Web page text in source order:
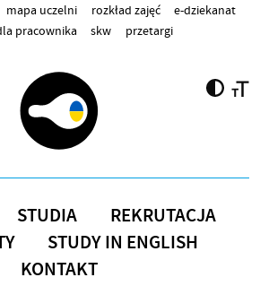
mapa uczelni rozkład zajęć
e-dziekanat
pracownika skw
przetargi
STUDIA
REKRUTACJA
STUDY IN ENGLISH
KONTAKT